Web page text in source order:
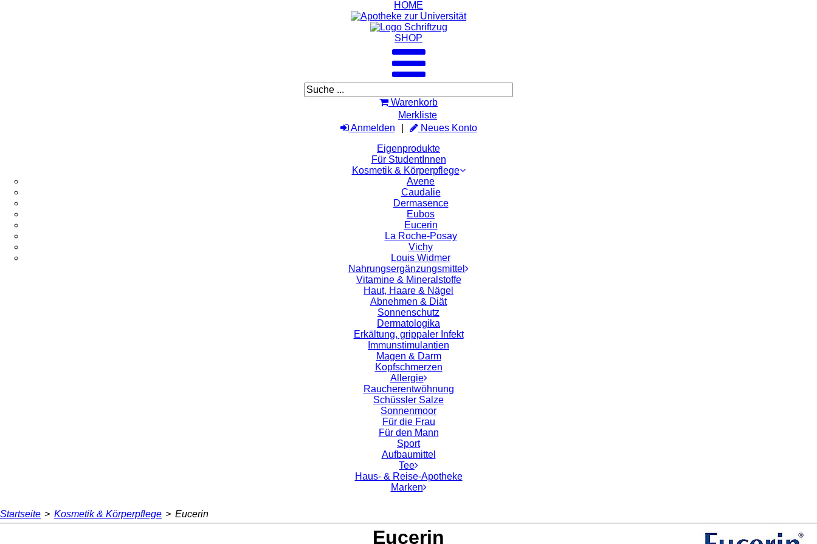
HOME
SHOP
Warenkorb
Merkliste
Anmelden
Neues Konto
Eigenprodukte
Für StudentInnen
Kosmetik & Körperpflege
Avene
Caudalie
Dermasence
Eubos
Eucerin
La Roche-Posay
Vichy
Louis Widmer
Nahrungsergänzungsmittel
Vitamine & Mineralstoffe
Haut, Haare & Nägel
Abnehmen & Diät
Sonnenschutz
Dermatologika
Erkältung, grippaler Infekt
Immunstimulantien
Magen & Darm
Kopfschmerzen
Allergie
Raucherentwöhnung
Schüssler Salze
Sonnenmoor
Für die Frau
Für den Mann
Sport
Aufbaumittel
Tee
Haus- & Reise-Apotheke
Marken
Startseite > Kosmetik & Körperpflege > Eucerin
Eucerin